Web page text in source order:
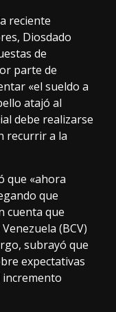
reciente
Diosdado
de
parte de
«el sueldo a
atajó al
debe realizarse
recurrir a la
que «ahora
que
cuenta que
(BCV)
subrayó que
expectativas
incremento